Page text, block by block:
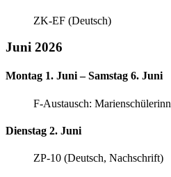
ZK-EF (Deutsch)
Juni 2026
Montag 1. Juni – Samstag 6. Juni
F-Austausch:
Dienstag 2. Juni
ZP-10 (Deutsch, Nachschrift)